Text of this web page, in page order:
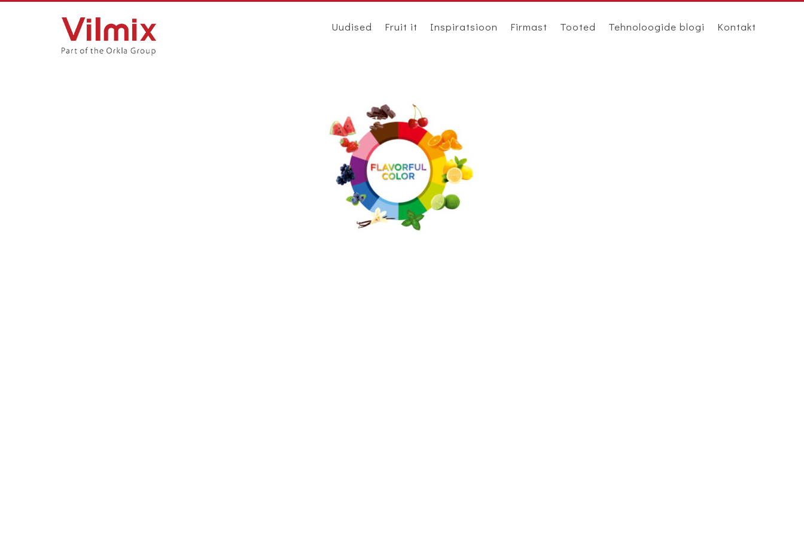
Uudised Fruit it Inspiratsioon Firmast Tooted Tehnoloogide blogi Kontakt